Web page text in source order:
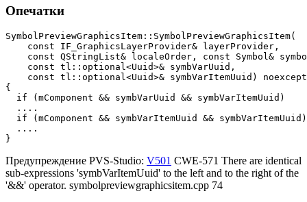
Опечатки
SymbolPreviewGraphicsItem::SymbolPreviewGraphicsItem(
    const IF_GraphicsLayerProvider& layerProvider,
const QStringList& localeOrder, const Symbol&
    const tl::optional<Uuid>& symbVarUuid,
    const tl::optional<Uuid>& symbVarItemUuid) noexcept
{
  if (mComponent && symbVarUuid && symbVarItemUuid)
  ....
if (mComponent && symbVarItemUuid &&
  ....
}
Предупреждение PVS-Studio: V501 CWE-571 There are identical
sub-expressions 'symbVarItemUuid' to the left and to the right of the
'&&' operator. symbolpreviewgraphicsitem.cpp 74